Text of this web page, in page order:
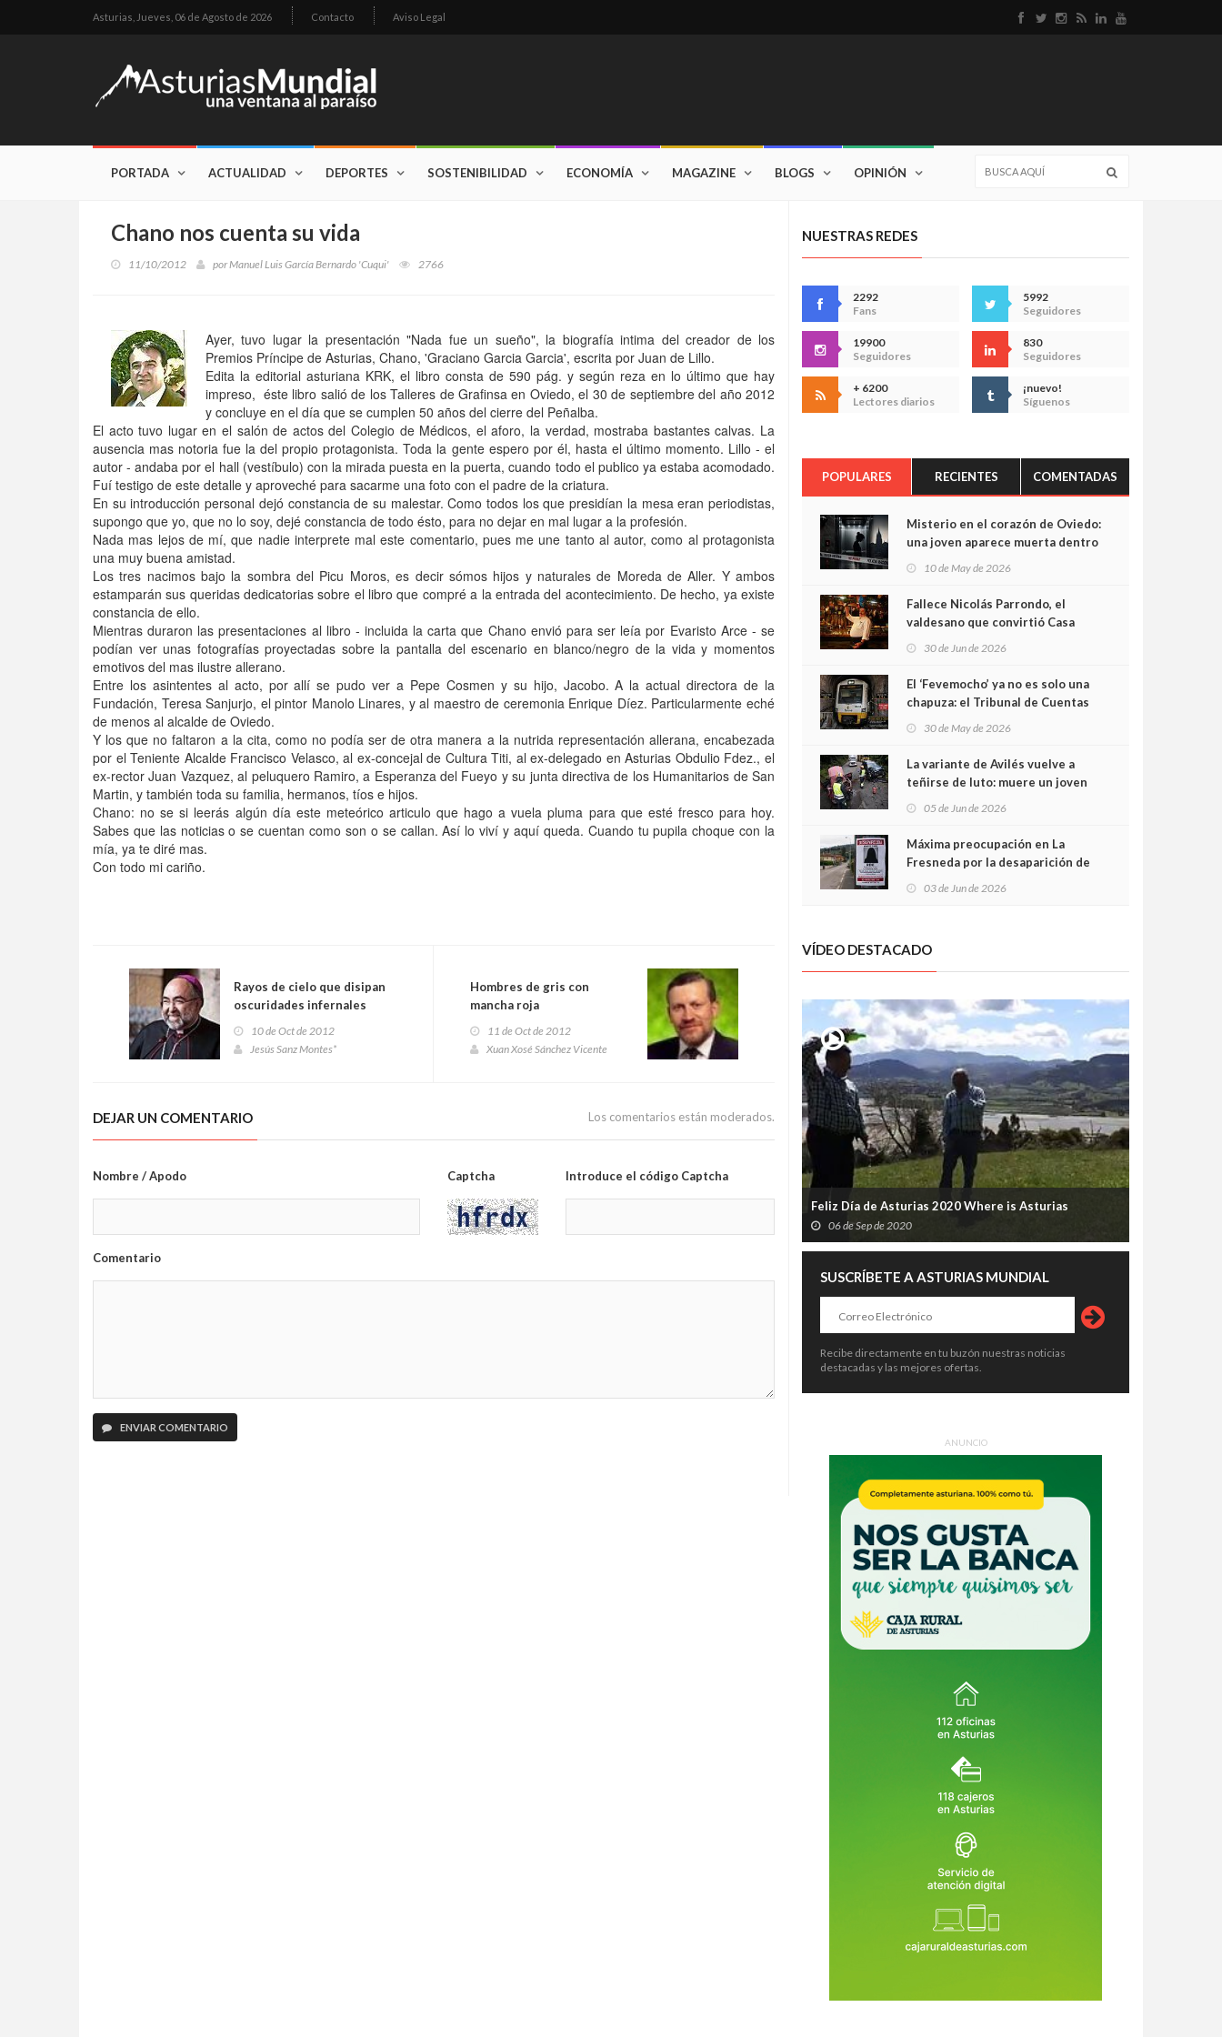
Asturias, Jueves, 06 de Agosto de 2026 Contacto Aviso Legal
PORTADA ACTUALIDAD DEPORTES SOSTENIBILIDAD ECONOMÍA MAGAZINE BLOGS OPINIÓN
Chano nos cuenta su vida
11/10/2012 porManuel Luis García Bernardo 'Cuqui' 2766
Ayer, tuvo lugar la presentación "Nada fue un sueño", la biografía intima del creador de los
Premios Príncipe de Asturias, Chano, 'Graciano Garcia Garcia', escrita por Juan de Lillo.
Edita la editorial asturiana KRK, el libro consta de 590 pág. y según reza en lo último que hay
impreso, éste libro salió de los Talleres de Grafinsa en Oviedo, el 30 de septiembre del año 2012
y concluye en el día que se cumplen 50 años del cierre del Peñalba.
El acto tuvo lugar en el salón de actos del Colegio de Médicos, el aforo, la verdad, mostraba bastantes calvas. La
ausencia mas notoria fue la del propio protagonista. Toda la gente espero por él, hasta el último momento. Lillo - el
autor - andaba por el hall (vestíbulo) con la mirada puesta en la puerta, cuando todo el publico ya estaba acomodado.
Fuí testigo de este detalle y aproveché para sacarme una foto con el padre de la criatura.
En su introducción personal dejó constancia de su malestar. Como todos los que presidían la mesa eran periodistas,
supongo que yo, que no lo soy, dejé constancia de todo ésto, para no dejar en mal lugar a la profesión.
Nada mas lejos de mí, que nadie interprete mal este comentario, pues me une tanto al autor, como al protagonista
una muy buena amistad.
Los tres nacimos bajo la sombra del Picu Moros, es decir sómos hijos y naturales de Moreda de Aller. Y ambos
estamparán sus queridas dedicatorias sobre el libro que compré a la entrada del acontecimiento. De hecho, ya existe
constancia de ello.
Mientras duraron las presentaciones al libro - incluida la carta que Chano envió para ser leía por Evaristo Arce - se
podían ver unas fotografías proyectadas sobre la pantalla del escenario en blanco/negro de la vida y momentos
emotivos del mas ilustre allerano.
Entre los asintentes al acto, por allí se pudo ver a Pepe Cosmen y su hijo, Jacobo. A la actual directora de la
Fundación, Teresa Sanjurjo, el pintor Manolo Linares, y al maestro de ceremonia Enrique Díez. Particularmente eché
de menos al alcalde de Oviedo.
Y los que no faltaron a la cita, como no podía ser de otra manera a la nutrida representación allerana, encabezada
por el Teniente Alcalde Francisco Velasco, al ex-concejal de Cultura Titi, al ex-delegado en Asturias Obdulio Fdez., el
ex-rector Juan Vazquez, al peluquero Ramiro, a Esperanza del Fueyo y su junta directiva de los Humanitarios de San
Martin, y también toda su familia, hermanos, tíos e hijos.
Chano: no se si leerás algún día este meteórico articulo que hago a vuela pluma para que esté fresco para hoy.
Sabes que las noticias o se cuentan como son o se callan. Así lo viví y aquí queda. Cuando tu pupila choque con la
mía, ya te diré mas.
Con todo mi cariño.
Rayos de cielo que disipan
oscuridades infernales
10 de Oct de 2012
Jesús Sanz Montes*
Hombres de gris con
mancha roja
11 de Oct de 2012
Xuan Xosé Sánchez Vicente
DEJAR UN COMENTARIO Los comentarios están moderados.
Nombre / Apodo Captcha Introduce el código Captcha
Comentario
ENVIAR COMENTARIO
NUESTRAS REDES
2292
Fans
5992
Seguidores
19900
Seguidores
830
Seguidores
+ 6200
Lectores diarios
¡nuevo!
Síguenos
POPULARES RECIENTES COMENTADAS
Misterio en el corazón de Oviedo:
una joven aparece muerta dentro
cámaras captan sus últimos
minutos
10 de May de 2026
Fallece Nicolás Parrondo, el
valdesano que convirtió Casa
30 de Jun de 2026
El ‘Fevemocho’ ya no es solo una
chapuza: el Tribunal de Cuentas
sobrecoste de los trenes que no
cabían por los túneles
30 de May de 2026
La variante de Avilés vuelve a
teñirse de luto: muere un joven
05 de Jun de 2026
Máxima preocupación en La
Fresneda por la desaparición de
03 de Jun de 2026
VÍDEO DESTACADO
Feliz Día de Asturias 2020 Where is Asturias
06 de Sep de 2020
SUSCRÍBETE A ASTURIAS MUNDIAL
Recibe directamente en tu buzón nuestras noticias
destacadas y las mejores ofertas.
ANUNCIO